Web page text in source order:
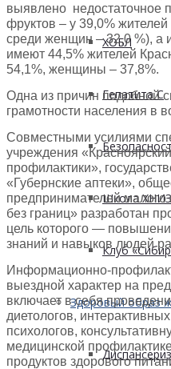
ХОБЛ
Гепатита С
Школа ХНИЗ
Клуб
Здоровый образ
выявлено недостаточное
фруктов – у 39,0%
среди женщин – 32,0 %), а
имеют 44,5% жителей
54,1%, женщины – 37,8%.
Одна из причин подобной
грамотности населения в
Совместными усилиями
учреждения
профилактики»,
«Губернские аптеки»,
предпринимателей малого
без границ» разработан
цель которого —
знаний и навыков людей
Информационно-
выездной характер на
включает в себя
диетологов,
психологов,
медицинской
продуктов здорового